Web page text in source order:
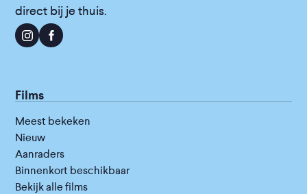
direct bij je thuis.
Films
Meest bekeken
Nieuw
Aanraders
Binnenkort beschikbaar
Bekijk alle films